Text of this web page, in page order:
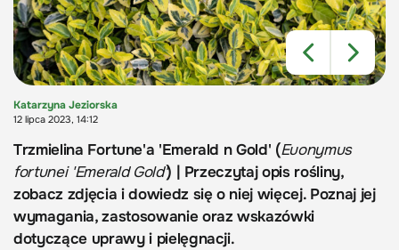
Katarzyna Jeziorska
12 lipca 2023, 14:12
Trzmielina Fortune'a 'Emerald n Gold' (Euonymus
fortunei 'Emerald Gold') | Przeczytaj opis rośliny,
zobacz zdjęcia i dowiedz się o niej więcej. Poznaj jej
wymagania, zastosowanie oraz wskazówki
dotyczące uprawy i pielęgnacji.